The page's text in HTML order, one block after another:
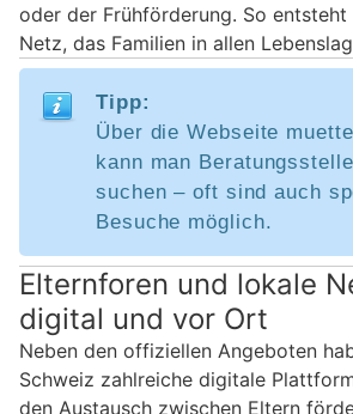
oder der Frühförderung. So
Netz, das Familien in allen
Tipp:
Über die Webseite
kann man
suchen – oft sind auch
Besuche möglich.
Elternforen und lokale
digital und vor Ort
Neben den offiziellen Angeboten
Schweiz zahlreiche digitale
den Austausch zwischen Eltern